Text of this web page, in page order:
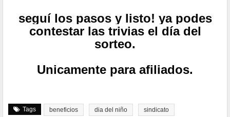
seguí los pasos y listo! ya podes
contestar las trivias el día del
sorteo.
Unicamente para afiliados.
Tags beneficios dia del niño sindicato